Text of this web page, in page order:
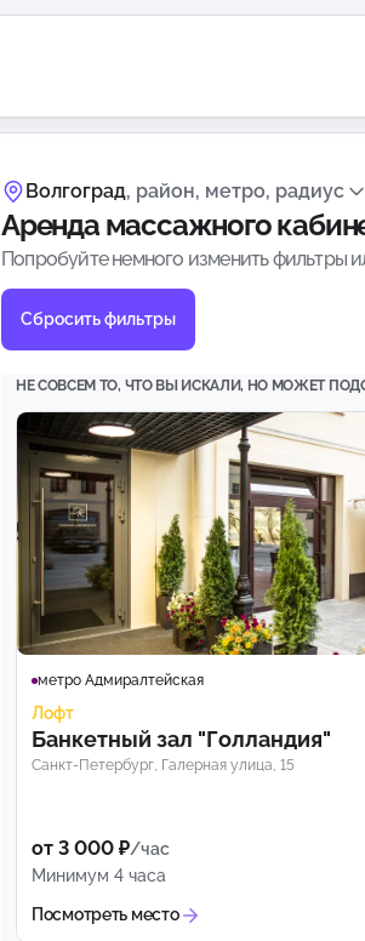
Волгоград, район, метро, радиус
Аренда массажного
Попробуйте немного изменить фильтры
Сбросить фильтры
НЕ СОВСЕМ ТО, ЧТО ВЫ ИСКАЛИ, НО МОЖЕТ
метро Адмиралтейская
Лофт
Банкетный зал "Голландия"
Санкт-Петербург, Галерная улица, 15
от 3 000 ₽/час
Минимум 4 часа
Посмотреть место